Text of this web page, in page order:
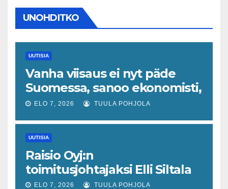
UNOHDITKO
UUTISIA
Vanha viisaus ei nyt päde
Suomessa, sanoo ekonomisti,
joka odottaa työllisyyteen
piristymistä
ELO 7, 2026 TUULA POHJOLA
UUTISIA
Raisio Oyj:n
toimitusjohtajaksi Elli Siltala
ELO 7, 2026 TUULA POHJOLA